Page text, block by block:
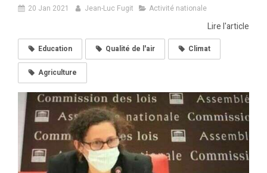
20 Jan 2021 Jean-Luc Fugit Activité nationale
Lire l'article
Education Qualité de l'air Climat
Agriculture